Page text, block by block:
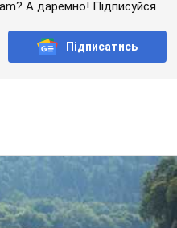
полігони: як
за кордоном